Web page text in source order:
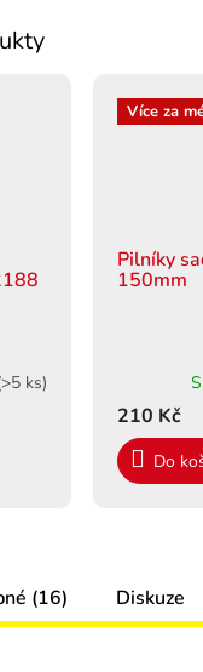
ks)
Více za
Pilníky
150mm
210 Kč
Do
(16) Diskuze